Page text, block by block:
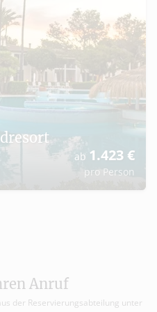
ab 1.423 €
pro Person
Anruf
der Reservierungsabteilung unter